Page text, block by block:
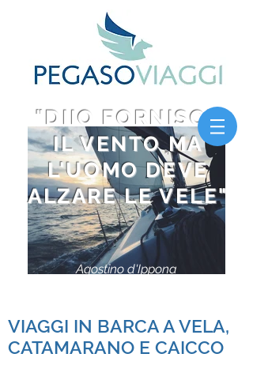
"DIIO FORNISCE
IL VENTO MA
L'UOMO DEVE
ALZARE LE VELE"
Agostino d'Ippona
VIAGGI IN BARCA A VELA,
CATAMARANO E CAICCO